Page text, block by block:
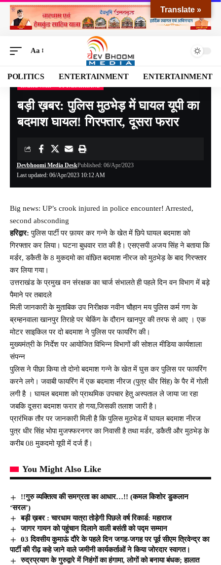
Aa
POLITICS ENTERTAINMENT ENTERTAINMENT
Devbhoomi Media Blog>NATIONAL>UTTARAKHAND> HARIDWAR>
बड़ी ख़बर: पुलिस मुठभेड़ में घायल यूपी का
बदमाश घायल! गिरफ्तार, दूसरा फरार
Last updated: 06/Apr/2023 10:12 AM
Devbhoomi Media DeskPublished: 06/Apr/2023
Big news: UP’s crook injured in police encounter! Arrested,
second absconding
हरिद्वार: पुलिस पार्टी पर फ़ायर कर गन्ने के खेत में छिपे घायल बदमाश को
गिरफ्तार कर लिया। घटना बुधवार रात की है। एसएसपी अजय सिंह ने बताया कि
मर्डर, डकैती के 8 मुकदमो का वांछित बदमाश नीरज को मुठभेड़ के बाद गिरफ्तार
कर लिया गया।
उत्तराखंड के प्रमुख वन संरक्षक का चार्ज संभालते ही पहले दिन वन विभाग में बड़े
पैमाने पर तबादले
मिली जानकारी के मुताबिक उप निरीक्षक नवीन चौहान मय पुलिस कर्म गण के
ब्रम्हनवाला खानपुर तिराहे पर चेकिंग के दौरान खानपुर की तरफ से आए । एक
मोटर साइकिल पर दो बदमाश ने पुलिस पर फायरिंग की।
मुख्यमंत्री के निर्देश पर आयोजित विभिन्न विभागों की सोशल मीडिया कार्यशाला
संपन्न
पुलिस ने पीछा किया तो दोनो बदमाश गन्ने के खेत में घुस कर पुलिस पर फायरिंग
करने लगे। जवाबी फायरिंग में एक बदमाश नीरज (पुत्र धीर सिंह) के पैर में गोली
लगी है । घायल बदमाश को प्राथमिक उपचार हेतु अस्पताल ले जाया जा रहा
जबकि दूसरा बदमाश फरार हो गया,जिसकी तलाश जारी है।
प्रारंभिक तौर पर जानकारी मिली है कि पुलिस मुठभेड में घायल बदमाश नीरज
पुत्र धीर सिंह भोपा मुजफ्फरनगर का निवासी है तथा मर्डर, डकैती और मुठभेड़ के
करीब 08 मुकदमो यूपी में दर्ज हैं।
You Might Also Like
!!गुरु व्यक्तित्व की समग्रता का आधार…!! (कमल किशोर डुकलान
‘सरल’)
बड़ी ख़बर : चारधाम यात्रा तोड़ेगी पिछले वर्ष रिकार्ड: महाराज
जागर गायन को पहुंचान दिलाने वाली बसंती को पद्म सम्मान
03 दिवसीय कुमाऊं दौरे के पहले दिन जगह-जगह पर पूर्व सीएम त्रिवेन्द्र का
पार्टी की रीढ़ कहे जाने वाले जमीनी कार्यकर्ताओं ने किया जोरदार स्वागत।
रुद्रप्रयाग के गुरुद्वारे में निहंगों का हंगामा, लोगों को बनाया बंधक; हालात
Translate »